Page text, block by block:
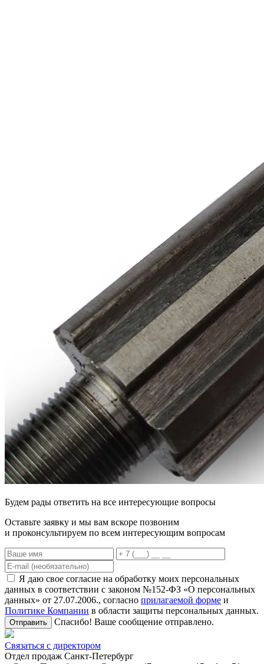
Будем рады ответить на все интересующие вопросы
Оставьте заявку и мы вам вскоре позвоним
и проконсультируем по всем интересующим вопросам
Я даю свое согласие на обработку моих персональных
данных в соответствии с законом №152-ФЗ «О персональных
данных» от 27.07.2006., согласно прилагаемой форме и
Политике Компании в области защиты персональных данных.
Отправить Спасибо! Ваше сообщение отправлено.
Связаться с директором
Отдел продаж Санкт-Петербург